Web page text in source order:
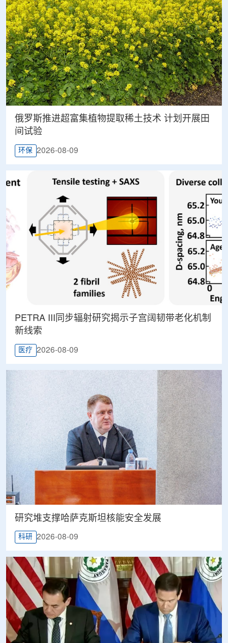
俄罗斯推进超富集植物提取稀土技术 计划开展田
间试验
环保 2026-08-09
PETRA III同步辐射研究揭示子宫阔韧带老化机制
新线索
医疗 2026-08-09
研究堆支撑哈萨克斯坦核能安全发展
科研 2026-08-09